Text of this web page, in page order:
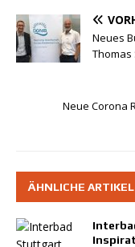
Neues
Thomas
Neue Corona
ÄHNLICHE ARTIKEL